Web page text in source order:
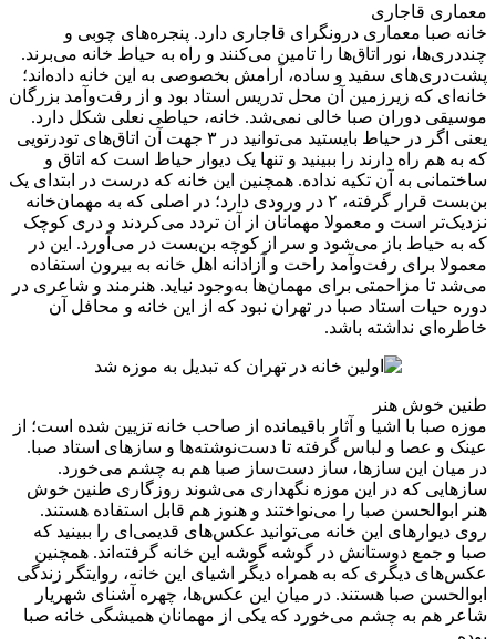
معماری قاجاری
خانه صبا معماری درونگرای قاجاری دارد. پنجره‌های چوبی و
چنددری‌ها، نور اتاق‌ها را تامین می‌کنند و راه به حیاط خانه می‌برند.
پشت‌دری‌های سفید و ساده، آرامش بخصوصی به این خانه داده‌اند؛
خانه‌ای که زیرزمین آن محل تدریس استاد بود و از رفت‌وآمد بزرگان
موسیقی دوران صبا خالی نمی‌شد. خانه، حیاطی نعلی شکل دارد.
یعنی اگر در حیاط بایستید می‌توانید در ۳ جهت آن اتاق‌های تودرتویی
که به هم راه دارند را ببینید و تنها یک دیوار حیاط است که اتاق و
ساختمانی به آن تکیه نداده. همچنین این خانه که درست در ابتدای یک
بن‌بست قرار گرفته، ۲ در ورودی دارد؛ در اصلی که به مهمان‌خانه
نزدیک‌تر است و معمولا مهمانان از آن تردد می‌کردند و دری کوچک
که به حیاط باز می‌شود و سر از کوچه بن‌بست در می‌آورد. این در
معمولا برای رفت‌وآمد راحت و آزادانه اهل خانه به بیرون استفاده
می‌شد تا مزاحمتی برای مهمان‌ها به‌وجود نیاید. هنرمند و شاعری در
دوره حیات استاد صبا در تهران نبود که از این خانه و محافل آن
خاطره‌ای نداشته باشد. ‌
طنین خوش هنر
موزه صبا با اشیا و آثار باقیمانده از صاحب خانه تزیین شده است؛ از
عینک و عصا و لباس گرفته تا دست‌نوشته‌ها و سازهای استاد صبا.
در میان این سازها، ‌ساز دست‌ساز صبا هم به چشم می‌خورد.
سازهایی که در این موزه نگهداری می‌شوند روزگاری طنین خوش
هنر ابوالحسن صبا را می‌نواختند و هنوز هم قابل استفاده هستند.
روی دیوارهای این خانه می‌توانید عکس‌های قدیمی‌ای را ببینید که
صبا و جمع دوستانش در گوشه گوشه این خانه گرفته‌اند. همچنین
عکس‌های دیگری که به همراه دیگر اشیای این خانه، روایتگر زندگی
ابوالحسن صبا هستند. در میان این عکس‌ها، چهره آشنای شهریار
شاعر هم به چشم می‌خورد که یکی از مهمانان همیشگی خانه صبا